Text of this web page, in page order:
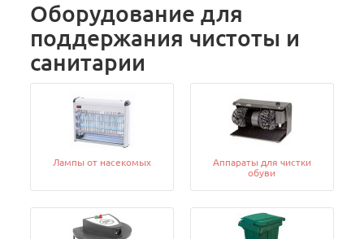
Оборудование для
поддержания чистоты и
санитарии
Лампы от насекомых
Аппараты для чистки
обуви